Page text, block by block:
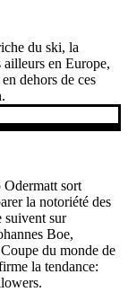
du ski, la
ailleurs en Europe,
dehors de ces
sort
la notoriété des
suivent sur
Boe,
du monde de
la tendance: